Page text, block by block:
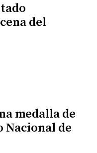
del
medalla de
Nacional de